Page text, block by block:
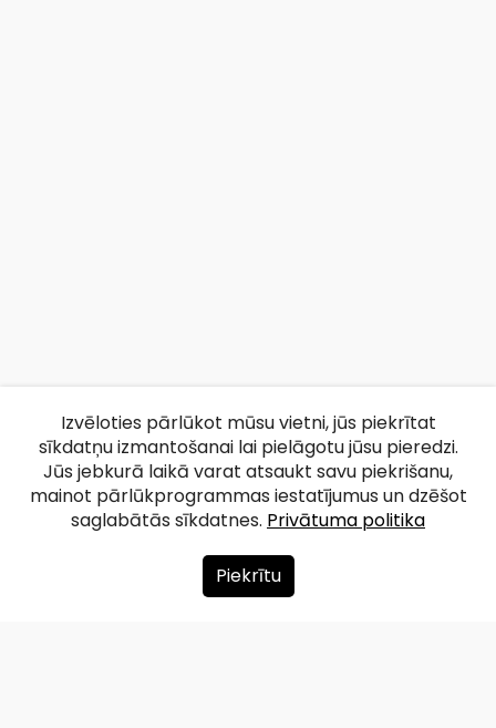
Par mums
Izvēloties pārlūkot mūsu vietni, jūs piekrītat
sīkdatņu izmantošanai lai pielāgotu jūsu pieredzi.
Jūs jebkurā laikā varat atsaukt savu piekrišanu,
mainot pārlūkprogrammas iestatījumus un dzēšot
saglabātās sīkdatnes. Privātuma politika
Piekrītu